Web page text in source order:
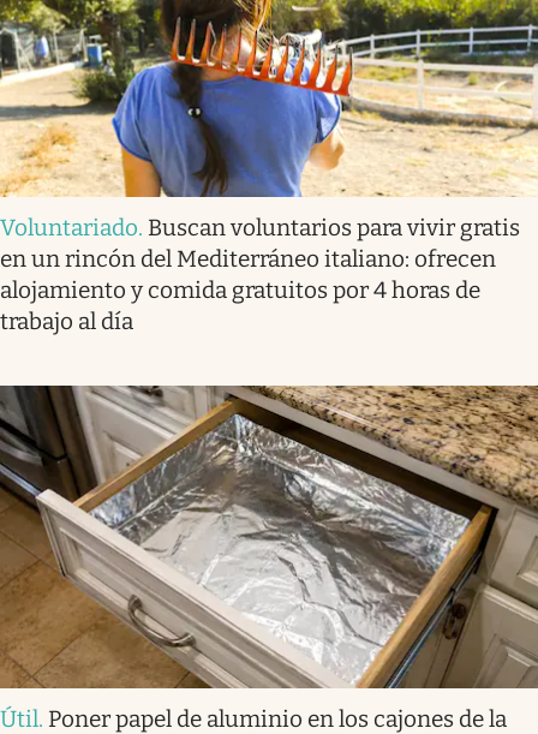
Voluntariado. Buscan voluntarios para vivir gratis
en un rincón del Mediterráneo italiano: ofrecen
alojamiento y comida gratuitos por 4 horas de
trabajo al día
Útil. Poner papel de aluminio en los cajones de la